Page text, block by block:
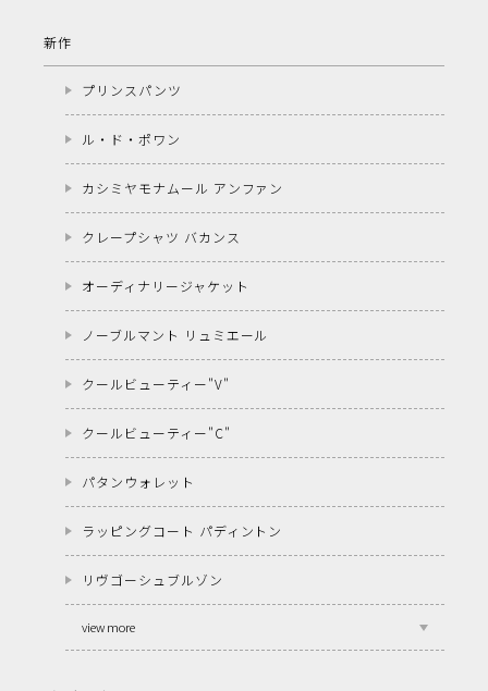
新作
プリンスパンツ
ル・ド・ポワン
カシミヤモナムール アンファン
クレープシャツ バカンス
オーディナリージャケット
ノーブルマント リュミエール
クールビューティー"V"
クールビューティー"C"
パタンウォレット
ラッピングコート パディントン
リヴゴーシュブルゾン
view more